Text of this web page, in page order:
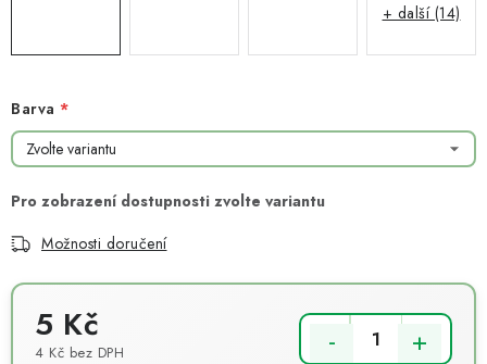
Barva
Možnosti doručení
5 Kč
4 Kč bez DPH
+ další (14)